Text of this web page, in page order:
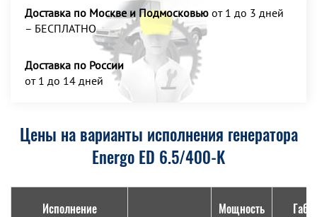
Доставка по Москве и Подмосковью от 1 до 3 дней
– БЕСПЛАТНО
Доставка по России
от 1 до 14 дней
Цены на варианты исполнения генератора
Energo ED 6.5/400-K
Исполнение Мощность